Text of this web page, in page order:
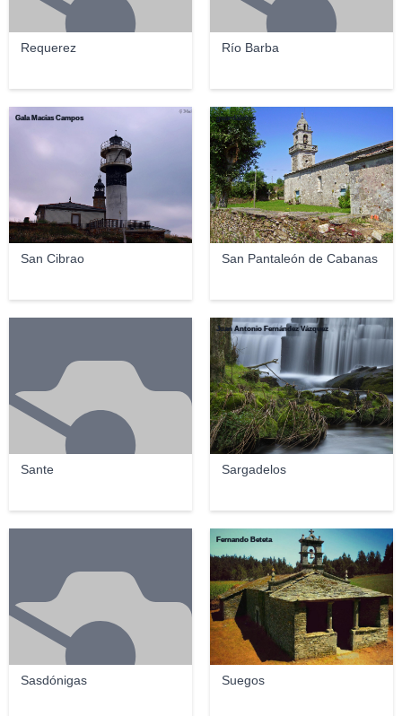
Requerez Río Barba
San Cibrao
Gala Macías Campos
San Pantaleón de Cabanas
guardabosc
Sante Sargadelos
Juan Antonio Fernández Vázquez
Sasdónigas Suegos
Fernando Beteta